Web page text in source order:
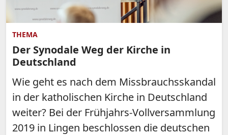
THEMA
Der Synodale Weg der Kirche in
Deutschland
Wie geht es nach dem Missbrauchsskandal
in der katholischen Kirche in Deutschland
weiter? Bei der Frühjahrs-Vollversammlung
2019 in Lingen beschlossen die deutschen